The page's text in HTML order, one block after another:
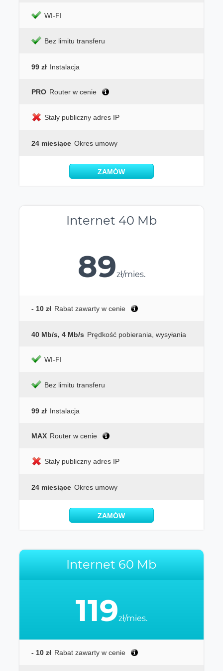
WI-FI
Bez limitu transferu
99 zł Instalacja
PRO Router w cenie
Stały publiczny adres IP
24 miesiące Okres umowy
ZAMÓW
Internet 40 Mb
89zł/mies.
- 10 zł Rabat zawarty w cenie
40 Mb/s, 4 Mb/s Prędkość pobierania, wysyłania
WI-FI
Bez limitu transferu
99 zł Instalacja
MAX Router w cenie
Stały publiczny adres IP
24 miesiące Okres umowy
ZAMÓW
Internet 60 Mb
119zł/mies.
- 10 zł Rabat zawarty w cenie